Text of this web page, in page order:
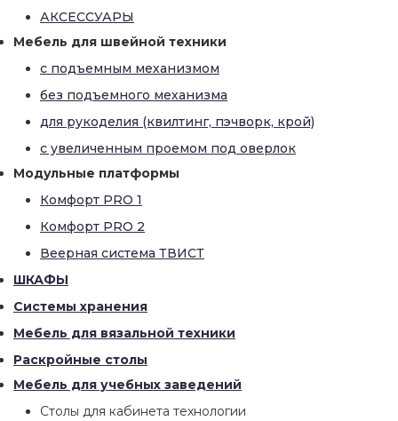
АКСЕССУАРЫ
Мебель для швейной техники
с подъемным механизмом
без подъемного механизма
для рукоделия (квилтинг, пэчворк, крой)
с увеличенным проемом под оверлок
Модульные платформы
Комфорт PRO 1
Комфорт PRO 2
Веерная система ТВИСТ
ШКАФЫ
Системы хранения
Мебель для вязальной техники
Раскройные столы
Мебель для учебных заведений
Столы для кабинета технологии